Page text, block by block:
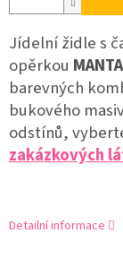
Jídelní židle s
opěrkou MANTA
barevných
bukového
odstínů,
zakázkových
Detailní informace